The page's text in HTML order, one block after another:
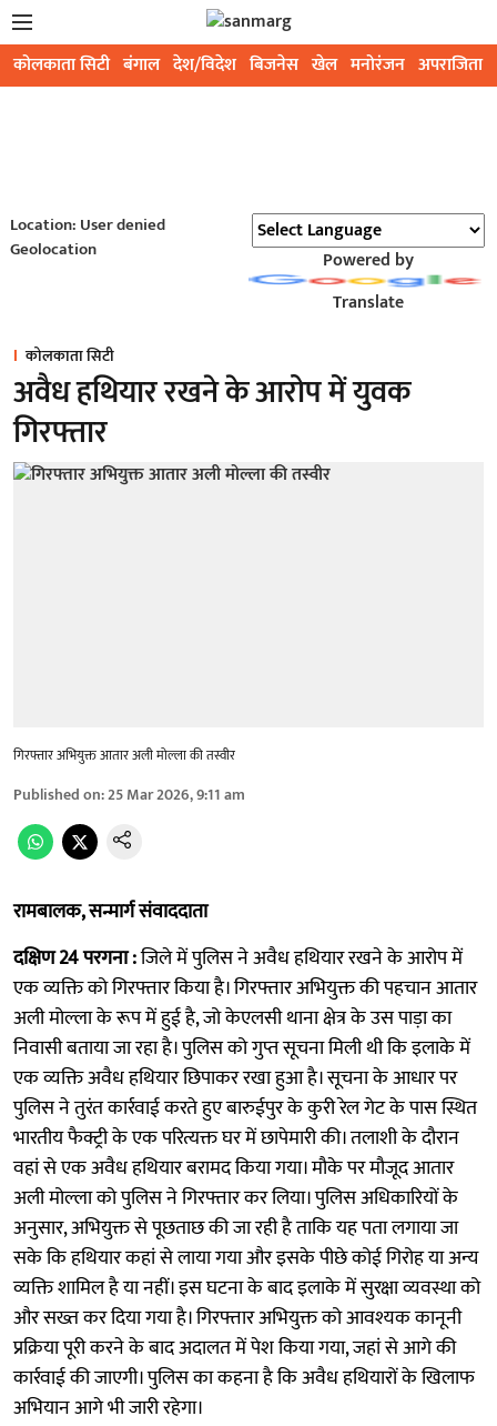
कोलकाता सिटी बंगाल देश/विदेश बिजनेस खेल मनोरंजन अपराजिता
Location: User denied
Geolocation
Powered by
Translate
कोलकाता सिटी
अवैध हथियार रखने के आरोप में युवक
गिरफ्तार
गिरफ्तार अभियुक्त आतार अली मोल्ला की तस्वीर
Published on:25 Mar 2026, 9:11 am
रामबालक, सन्मार्ग संवाददाता
दक्षिण 24 परगना :जिले में पुलिस ने अवैध हथियार रखने के आरोप में
एक व्यक्ति को गिरफ्तार किया है। गिरफ्तार अभियुक्त की पहचान आतार
अली मोल्ला के रूप में हुई है, जो केएलसी थाना क्षेत्र के उस पाड़ा का
निवासी बताया जा रहा है। पुलिस को गुप्त सूचना मिली थी कि इलाके में
एक व्यक्ति अवैध हथियार छिपाकर रखा हुआ है। सूचना के आधार पर
पुलिस ने तुरंत कार्रवाई करते हुए बारुईपुर के कुरी रेल गेट के पास स्थित
भारतीय फैक्ट्री के एक परित्यक्त घर में छापेमारी की। तलाशी के दौरान
वहां से एक अवैध हथियार बरामद किया गया। मौके पर मौजूद आतार
अली मोल्ला को पुलिस ने गिरफ्तार कर लिया। पुलिस अधिकारियों के
अनुसार, अभियुक्त से पूछताछ की जा रही है ताकि यह पता लगाया जा
सके कि हथियार कहां से लाया गया और इसके पीछे कोई गिरोह या अन्य
व्यक्ति शामिल है या नहीं। इस घटना के बाद इलाके में सुरक्षा व्यवस्था को
और सख्त कर दिया गया है। गिरफ्तार अभियुक्त को आवश्यक कानूनी
प्रक्रिया पूरी करने के बाद अदालत में पेश किया गया, जहां से आगे की
कार्रवाई की जाएगी। पुलिस का कहना है कि अवैध हथियारों के खिलाफ
अभियान आगे भी जारी रहेगा।